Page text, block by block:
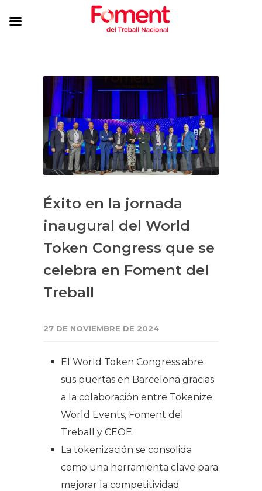
Éxito en la jornada
inaugural del World
Token Congress que se
celebra en Foment del
Treball
27 DE NOVIEMBRE DE 2024
El World Token Congress abre
sus puertas en Barcelona gracias
a la colaboración entre Tokenize
World Events, Foment del
Treball y CEOE
La tokenización se consolida
como una herramienta clave para
mejorar la competitividad